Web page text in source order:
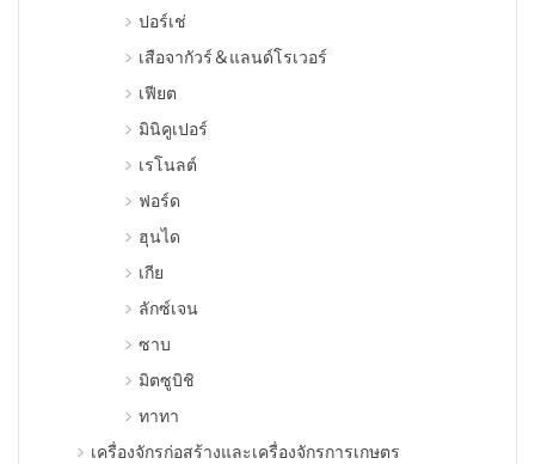
ปอร์เช่
เสือจากัวร์＆แลนด์โรเวอร์
เฟียต
มินิคูเปอร์
เรโนลต์
ฟอร์ด
ฮุนได
เกีย
ลักซ์เจน
ซาบ
มิตซูบิชิ
ทาทา
เครื่องจักรก่อสร้างและเครื่องจักรการเกษตร